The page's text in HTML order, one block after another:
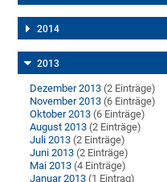
2014
2013
Dezember 2013 (2 Einträge)
November 2013 (6 Einträge)
Oktober 2013 (6 Einträge)
August 2013 (2 Einträge)
Juli 2013 (2 Einträge)
Juni 2013 (2 Einträge)
Mai 2013 (4 Einträge)
Januar 2013 (1 Eintrag)